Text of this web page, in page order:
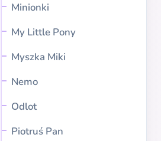
Minionki
My Little Pony
Myszka Miki
Nemo
Odlot
Piotruś Pan